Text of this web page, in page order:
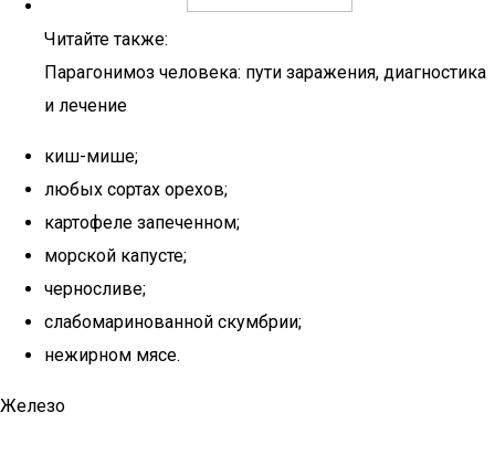
Читайте также:
Парагонимоз человека: пути заражения, диагностика
и лечение
киш-мише;
любых сортах орехов;
картофеле запеченном;
морской капусте;
черносливе;
слабомаринованной скумбрии;
нежирном мясе.
Железо